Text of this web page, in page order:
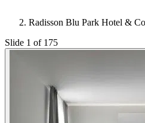
Radisson Blu Park Hotel &
Slide 1 of 175